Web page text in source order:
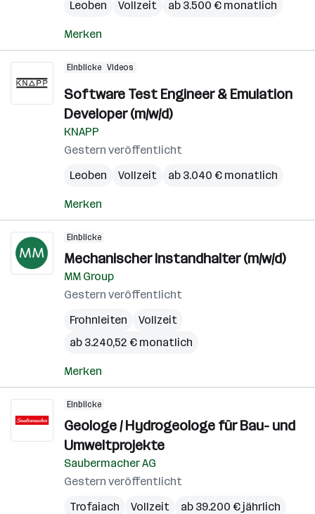
Leoben
Vollzeit ab 3.500 € monatlich
Merken
Einblicke Videos
Software Test Engineer & Emulation
Developer (m/w/d)
KNAPP
Gestern veröffentlicht
Leoben
Vollzeit ab 3.040 € monatlich
Merken
Einblicke
Mechanischer Instandhalter (m/w/d)
MM Group
Gestern veröffentlicht
Frohnleiten
Vollzeit
ab 3.240,52 € monatlich
Merken
Einblicke
Geologe / Hydrogeologe für Bau- und
Umweltprojekte
Saubermacher AG
Gestern veröffentlicht
Trofaiach
Vollzeit ab 39.200 € jährlich